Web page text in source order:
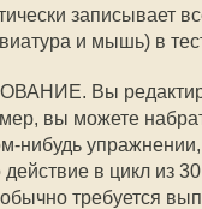
записывает
и мышь) в
Вы
вы можете
нибудь
действие в цикл из
требуется